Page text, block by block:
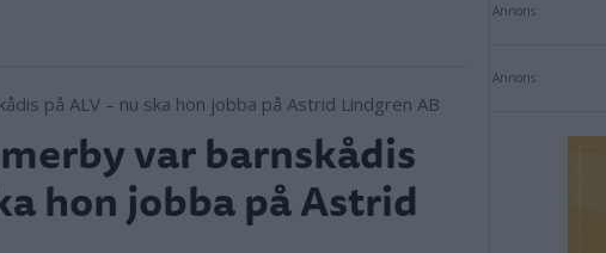
var barnskådis
hon jobba på Astrid
Annons:
Annons: